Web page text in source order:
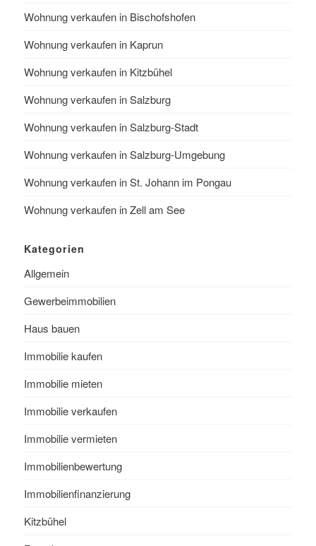
Wohnung verkaufen in Bischofshofen
Wohnung verkaufen in Kaprun
Wohnung verkaufen in Kitzbühel
Wohnung verkaufen in Salzburg
Wohnung verkaufen in Salzburg-Stadt
Wohnung verkaufen in Salzburg-Umgebung
Wohnung verkaufen in St. Johann im Pongau
Wohnung verkaufen in Zell am See
Kategorien
Allgemein
Gewerbeimmobilien
Haus bauen
Immobilie kaufen
Immobilie mieten
Immobilie verkaufen
Immobilie vermieten
Immobilienbewertung
Immobilienfinanzierung
Kitzbühel